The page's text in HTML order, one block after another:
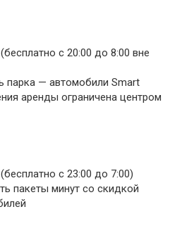
с 20:00 до 8:00 вне
парка — автомобили Smart
аренды ограничена центром
с 23:00 до 7:00)
пакеты минут со скидкой